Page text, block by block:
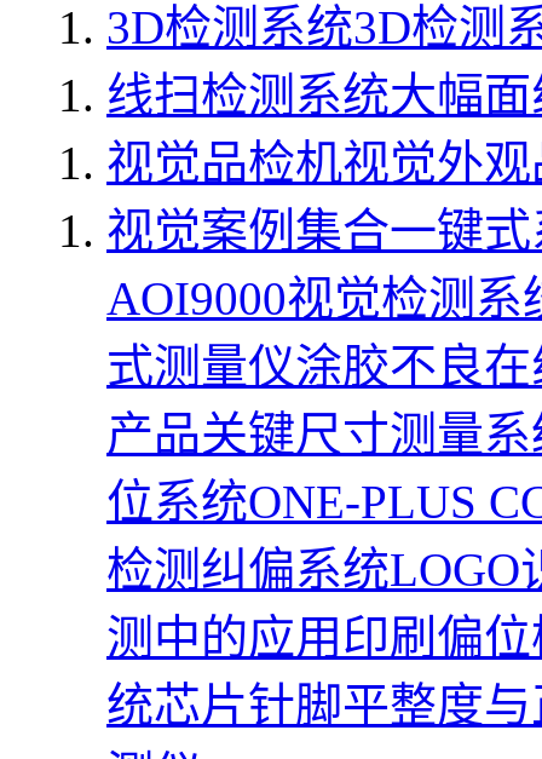
3D检测系统3D检测
线扫检测系统大幅
视觉品检机视觉外观
视觉案例集合一键
AOI9000视觉检测系
式测量仪涂胶不良
产品关键尺寸测量系
位系统ONE-PLUS
检测 纠偏系统LOGO
测中的应用 印刷偏
统芯片针脚平整度